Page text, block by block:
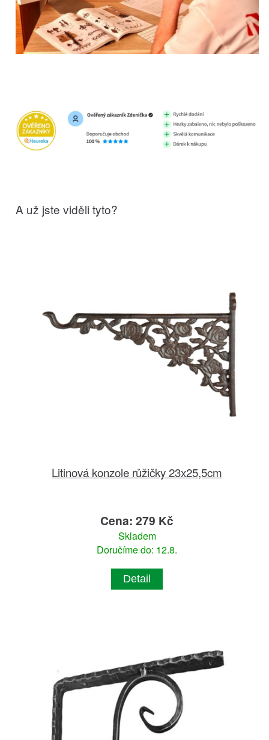
A už jste viděli tyto?
Litinová konzole růžičky 23x25,5cm
Cena: 279 Kč
Skladem
Doručíme do: 12.8.
Detail